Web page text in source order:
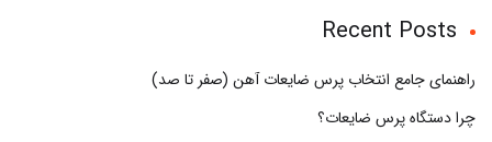
Recent Posts
راهنمای جامع انتخاب پرس ضایعات آهن (صفر تا صد)
چرا دستگاه پرس ضایعات؟